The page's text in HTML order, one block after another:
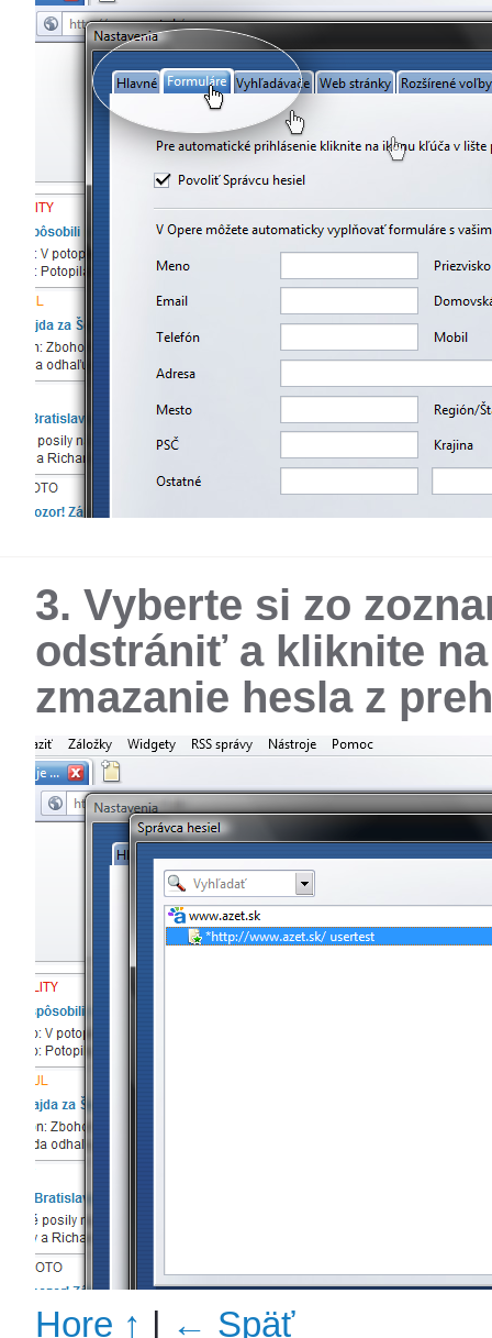
3. Vyberte si zo
odstrániť a kliknite
zmazanie hesla z
Hore ↑ ← Späť